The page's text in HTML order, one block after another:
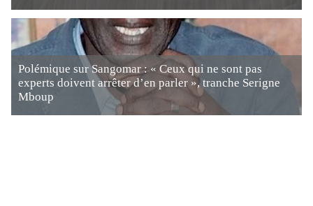
Polémique sur Sangomar : « Ceux qui ne sont pas
experts doivent arrêter d’en parler », tranche Serigne
Mboup